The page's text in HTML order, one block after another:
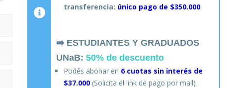
transferencia: único pago de $350.000
➡️ ESTUDIANTES Y GRADUADOS
UNaB: 50% de descuento
Podés abonar en 6 cuotas sin interés de
$37.000 (Solicita el link de pago por mail)